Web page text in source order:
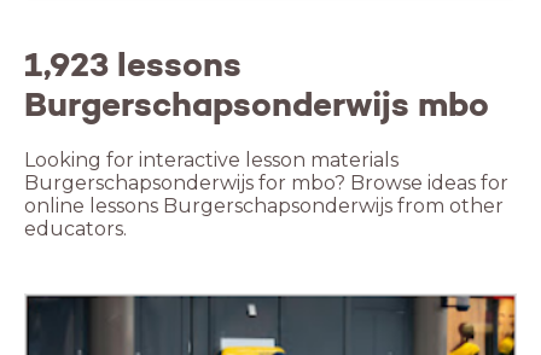
1,923 lessons
Burgerschapsonderwijs mbo
Looking for interactive lesson materials
Burgerschapsonderwijs for mbo? Browse ideas for
online lessons Burgerschapsonderwijs from other
educators.